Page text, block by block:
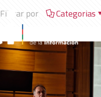
Filtrar por Categorias